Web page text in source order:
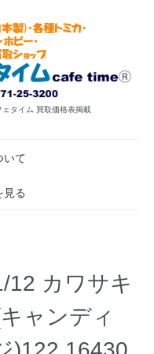
タイム 買取価格表掲載
いて
見る
12 カワサキ
ャンディ